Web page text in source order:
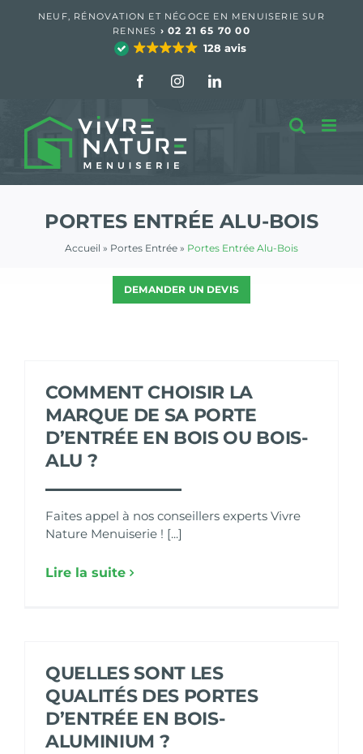
NEUF, RÉNOVATION ET NÉGOCE EN MENUISERIE SUR
RENNES › 02 21 65 70 00
128 avis
FacebookInstagramLinkedIn
PORTES ENTRÉE ALU-BOIS
Accueil » Portes Entrée » Portes Entrée Alu-Bois
DEMANDER UN DEVIS
COMMENT CHOISIR LA
MARQUE DE SA PORTE
D’ENTRÉE EN BOIS OU BOIS-
ALU ?
Faites appel à nos conseillers experts Vivre
Nature Menuiserie ! [...]
Lire la suite
QUELLES SONT LES
QUALITÉS DES PORTES
D’ENTRÉE EN BOIS-
ALUMINIUM ?